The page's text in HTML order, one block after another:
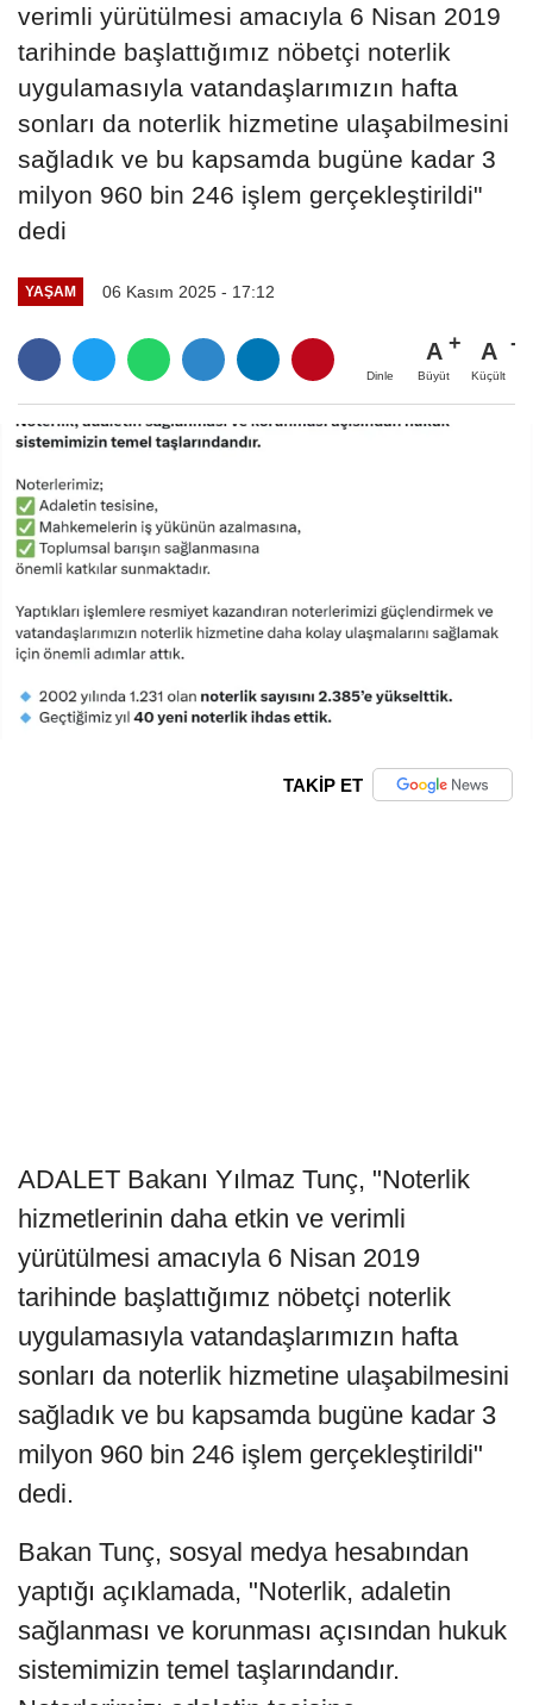
verimli yürütülmesi amacıyla 6 Nisan 2019
tarihinde başlattığımız nöbetçi noterlik
uygulamasıyla vatandaşlarımızın hafta
sonları da noterlik hizmetine ulaşabilmesini
sağladık ve bu kapsamda bugüne kadar 3
milyon 960 bin 246 işlem gerçekleştirildi"
dedi
YAŞAM 06 Kasım 2025 - 17:12
Dinle
A
Büyüt
A
Küçült
TAKİP ET
ADALET Bakanı Yılmaz Tunç, "Noterlik
hizmetlerinin daha etkin ve verimli
yürütülmesi amacıyla 6 Nisan 2019
tarihinde başlattığımız nöbetçi noterlik
uygulamasıyla vatandaşlarımızın hafta
sonları da noterlik hizmetine ulaşabilmesini
sağladık ve bu kapsamda bugüne kadar 3
milyon 960 bin 246 işlem gerçekleştirildi"
dedi.
Bakan Tunç, sosyal medya hesabından
yaptığı açıklamada, "Noterlik, adaletin
sağlanması ve korunması açısından hukuk
sistemimizin temel taşlarındandır.